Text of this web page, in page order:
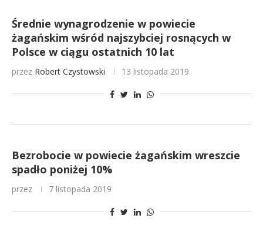
Średnie wynagrodzenie w powiecie
żagańskim wśród najszybciej rosnących w
Polsce w ciągu ostatnich 10 lat
przez Robert Czystowski 13 listopada 2019
Bezrobocie w powiecie żagańskim wreszcie
spadło poniżej 10%
przez 7 listopada 2019